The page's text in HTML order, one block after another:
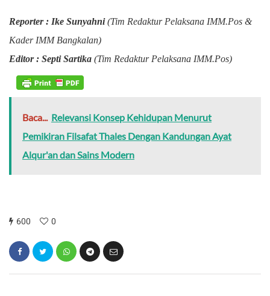
Reporter : Ike Sunyahni(Tim Redaktur Pelaksana IMM.Pos &
Kader IMM Bangkalan)
Editor : Septi Sartika (Tim Redaktur Pelaksana IMM.Pos)
Baca... Relevansi Konsep Kehidupan Menurut
Pemikiran Filsafat Thales Dengan Kandungan Ayat
Alqur'an dan Sains Modern
600 0